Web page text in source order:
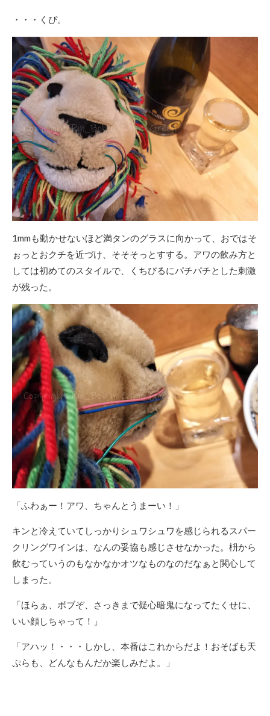
・・・くぴ。
1mmも動かせないほど満タンのグラスに向かって、おではそ
ぉっとおクチを近づけ、そそそっとすする。アワの飲み方と
しては初めてのスタイルで、くちびるにパチパチとした刺激
が残った。
「ふわぁー！アワ、ちゃんとうまーい！」
キンと冷えていてしっかりシュワシュワを感じられるスパー
クリングワインは、なんの妥協も感じさせなかった。枡から
飲むっていうのもなかなかオツなものなのだなぁと関心して
しまった。
「ほらぁ、ボブぞ、さっきまで疑心暗鬼になってたくせに、
いい顔しちゃって！」
「アハッ！・・・しかし、本番はこれからだよ！おそばも天
ぷらも、どんなもんだか楽しみだよ。」